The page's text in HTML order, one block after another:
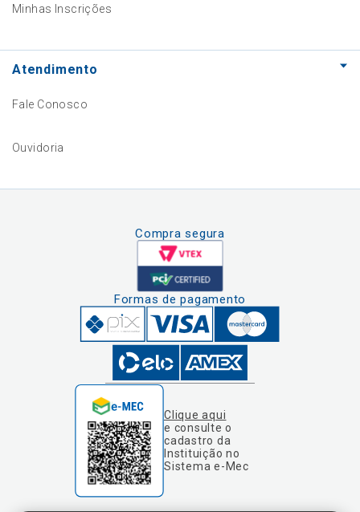
Minhas Inscrições
Atendimento
Fale Conosco
Ouvidoria
Compra segura
Formas de pagamento
Clique aqui
e consulte o
cadastro da
Instituição no
Sistema e-Mec